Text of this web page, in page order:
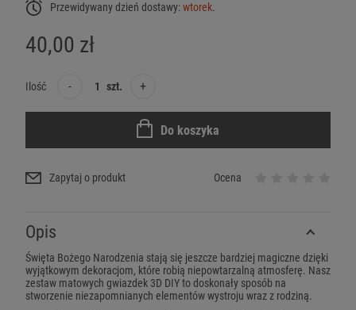
Przewidywany dzień dostawy:wtorek.
40,00 zł
Ilość - szt. +
Do koszyka
Zapytaj o produkt Ocena
Opis
Święta Bożego Narodzenia stają się jeszcze bardziej magiczne dzięki
wyjątkowym dekoracjom, które robią niepowtarzalną atmosferę. Nasz
zestaw matowych gwiazdek 3D DIY to doskonały sposób na
stworzenie niezapomnianych elementów wystroju wraz z rodziną.